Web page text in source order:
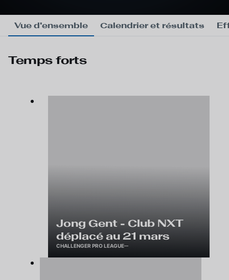
Vue d'ensemble Calendrier et résultats
Temps forts
Jong Gent - Club NXT
déplacé au 21 mars
CHALLENGER PRO LEAGUE